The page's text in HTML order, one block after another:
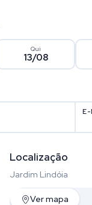
Qui
13/08
E-
Localização
Jardim Lindóia
Ver mapa